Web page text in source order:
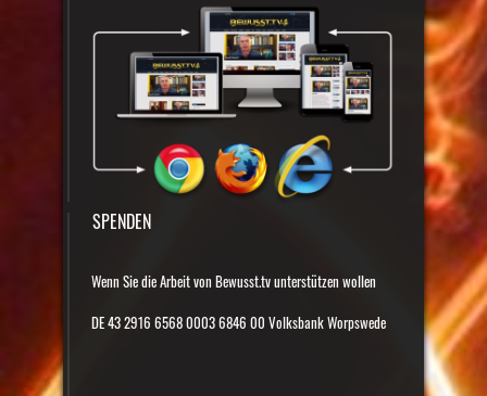
SPENDEN
Wenn Sie die Arbeit von Bewusst.tv unterstützen wollen
DE 43 2916 6568 0003 6846 00 Volksbank Worpswede